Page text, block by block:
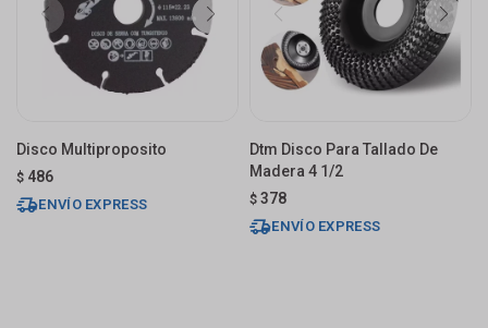
Disco Multiproposito
$ 486
ENVÍO EXPRESS
Dtm Disco Para Tallado De
Madera 4 1/2
$ 378
ENVÍO EXPRESS